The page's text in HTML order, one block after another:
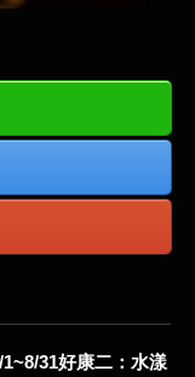
31好康二：水漾